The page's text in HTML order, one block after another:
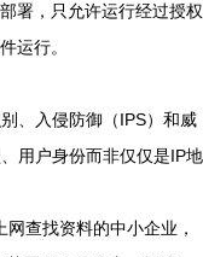
署，只允许运行经过授权
运行。
、入侵防御（IPS）和威
用户身份而非仅仅是IP地
网查找资料的中小企业，